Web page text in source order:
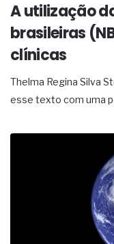
A utilização
brasileiras
clínicas
Thelma Regina Silva
esse texto com uma